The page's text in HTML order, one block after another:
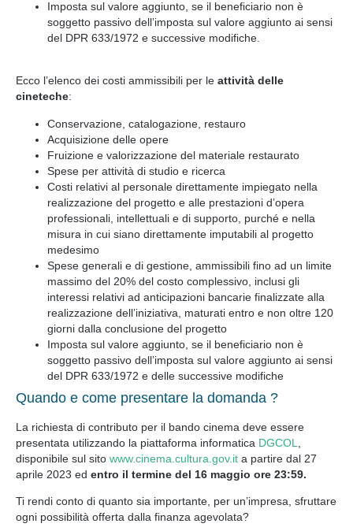
Imposta sul valore aggiunto, se il beneficiario non è
soggetto passivo dell’imposta sul valore aggiunto ai sensi
del DPR 633/1972 e successive modifiche.
Ecco l’elenco dei costi ammissibili per le attività delle
cineteche:
Conservazione, catalogazione, restauro
Acquisizione delle opere
Fruizione e valorizzazione del materiale restaurato
Spese per attività di studio e ricerca
Costi relativi al personale direttamente impiegato nella
realizzazione del progetto e alle prestazioni d’opera
professionali, intellettuali e di supporto, purché e nella
misura in cui siano direttamente imputabili al progetto
medesimo
Spese generali e di gestione, ammissibili fino ad un limite
massimo del 20% del costo complessivo, inclusi gli
interessi relativi ad anticipazioni bancarie finalizzate alla
realizzazione dell’iniziativa, maturati entro e non oltre 120
giorni dalla conclusione del progetto
Imposta sul valore aggiunto, se il beneficiario non è
soggetto passivo dell’imposta sul valore aggiunto ai sensi
del DPR 633/1972 e delle successive modifiche
Quando e come presentare la domanda ?
La richiesta di contributo per il bando cinema deve essere
presentata utilizzando la piattaforma informatica DGCOL
disponibile sul sito www.cinema.cultura.gov.it a partire dal 27
aprile 2023 ed entro il termine del 16 maggio ore 23:59.
Ti rendi conto di quanto sia importante, per un’impresa, sfruttare
ogni possibilità offerta dalla finanza agevolata?